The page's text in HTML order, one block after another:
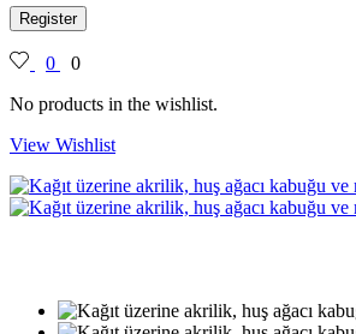
Register
0
0
No products in the wishlist.
View Wishlist